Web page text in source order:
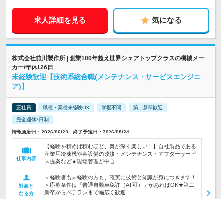
求人詳細を見る 気になる
株式会社前川製作所 | 創業100年超え世界シェアトップクラスの機械メー
カー/年休126日
未経験歓迎【技術系総合職(メンテナンス・サービスエンジニ
ア)】
正社員 職種・業種未経験OK 学歴不問 第二新卒歓迎
完全週休2日制
情報更新日：2026/06/23 終了予定日：2026/08/24
仕事内容
【経験を積めば積むほど、奥が深く楽しい！】自社製品である
産業用冷凍機や各設備の改修・メンテナンス・アフターサービ
ス提案など★現場管理が中心
対象と
なる方
＜経験者も未経験の方も、確実に技術と知識が身につきます！
＞応募条件は『普通自動車免許（AT可）』があればOK★第二
新卒からベテランまで幅広く歓迎